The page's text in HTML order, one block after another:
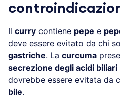
Il curry contiene pepe e
deve essere evitato da chi
gastriche. La curcuma
secrezione degli acidi biliari
dovrebbe essere evitata da
bile.